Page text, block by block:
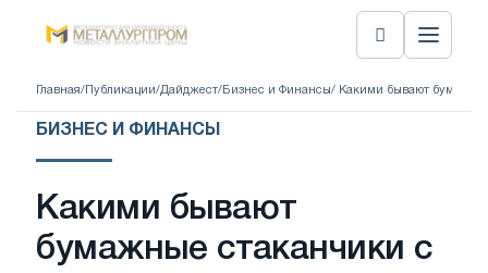
Главная/ Публикации/Дайджест/ Бизнес и Финансы/ Какими бывают
БИЗНЕС И ФИНАНСЫ
Какими бывают
бумажные стаканчики с